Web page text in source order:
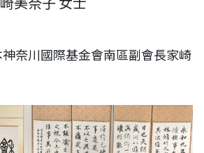
奈川國際基金會南區副會長家崎